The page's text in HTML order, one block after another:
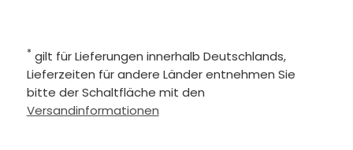
* gilt für Lieferungen innerhalb Deutschlands,
Lieferzeiten für andere Länder entnehmen Sie
bitte der Schaltfläche mit den
Versandinformationen